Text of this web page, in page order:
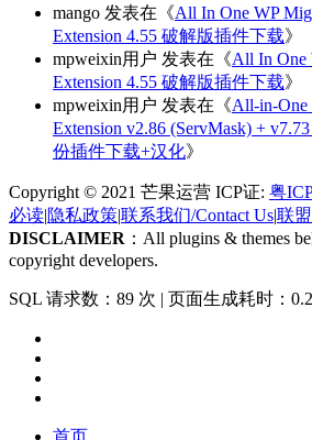
mango 发表在《All In One WP
Extension 4.55 破解版插件下载》
mpweixin用户 发表在《All In One
Extension 4.55 破解版插件下载》
mpweixin用户 发表在《All-in-One
Extension v2.86 (ServMask) +
份插件下载+汉化》
Copyright © 2021 芒果运营 ICP证: 粤
必读|隐私政策|联系我们/Contact Us|联
DISCLAIMER ：All plugins & themes
copyright developers.
SQL 请求数：89 次 | 页面生成耗时：
首页